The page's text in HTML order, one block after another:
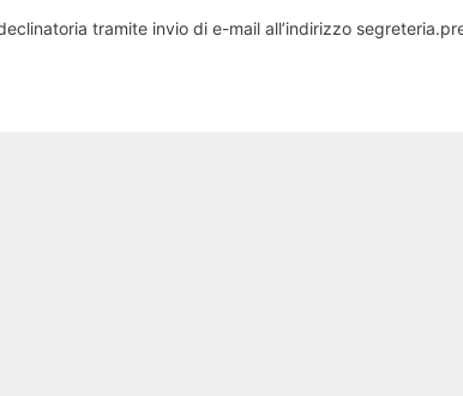
tramite invio di e-mail all’indirizzo